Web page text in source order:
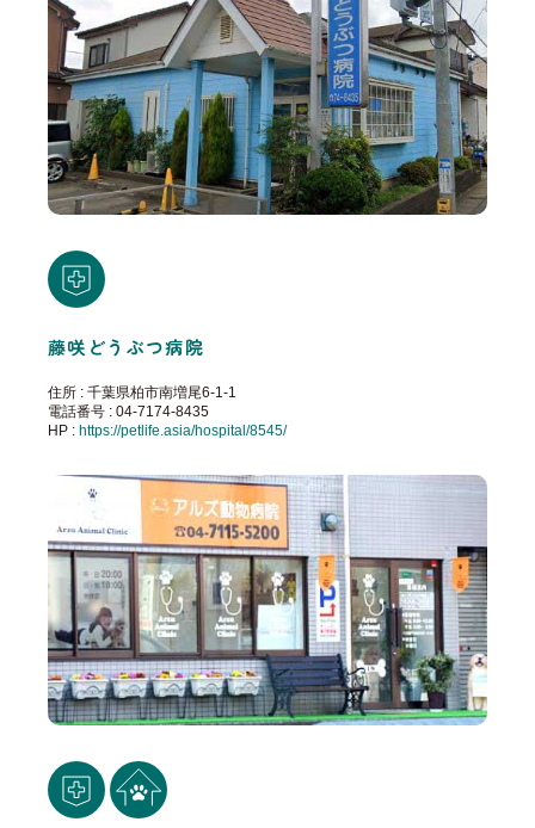
藤咲どうぶつ病院
住所 : 千葉県柏市南増尾6-1-1
電話番号 : 04-7174-8435
HP :https://petlife.asia/hospital/8545/